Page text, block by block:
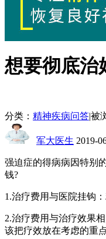
想要彻底治
分类： 精神疾病问答|被
军大医生 2019-
强迫症的得病病因特别
钱?
1.治疗费用与医院挂钩
2.治疗费用与治疗效果
该把疗效放在考虑的重